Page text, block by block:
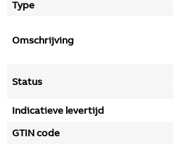
Type
Omschrijving
Status
Indicatieve levertijd
GTIN code